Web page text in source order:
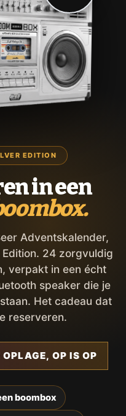
EDITION
in een
Adventskalender,
24 zorgvuldig
verpakt in een écht
speaker die je
Het cadeau dat
reserveren.
OPLAGE, OP IS OP
boombox